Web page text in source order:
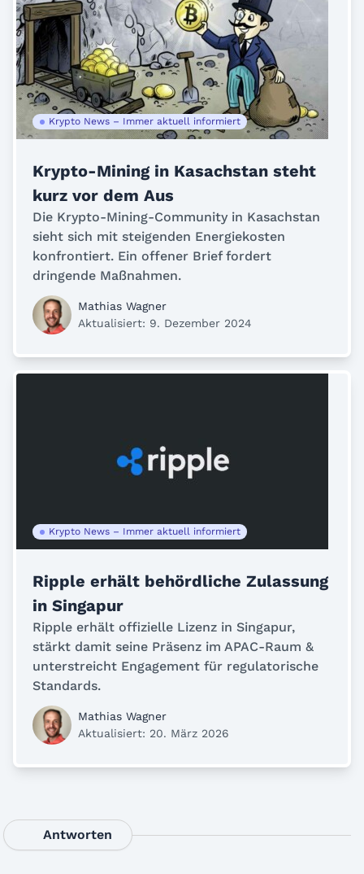
Krypto News – Immer aktuell informiert
Krypto-Mining in Kasachstan steht
kurz vor dem Aus
Die Krypto-Mining-Community in Kasachstan
sieht sich mit steigenden Energiekosten
konfrontiert. Ein offener Brief fordert
dringende Maßnahmen.
Mathias Wagner
Aktualisiert: 9. Dezember 2024
Krypto News – Immer aktuell informiert
Ripple erhält behördliche Zulassung
in Singapur
Ripple erhält offizielle Lizenz in Singapur,
stärkt damit seine Präsenz im APAC-Raum &
unterstreicht Engagement für regulatorische
Standards.
Mathias Wagner
Aktualisiert: 20. März 2026
Antworten